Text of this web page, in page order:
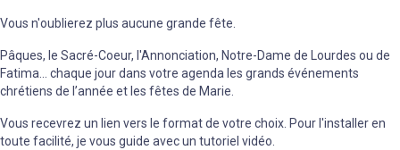
Vous n'oublierez plus aucune grande fête.
Pâques, le Sacré-Coeur, l'Annonciation, Notre-Dame de Lourdes ou de
Fatima... chaque jour dans votre agenda les grands événements
chrétiens de l’année et les fêtes de Marie.
Vous recevrez un lien vers le format de votre choix. Pour l'installer en
toute facilité, je vous guide avec un tutoriel vidéo.